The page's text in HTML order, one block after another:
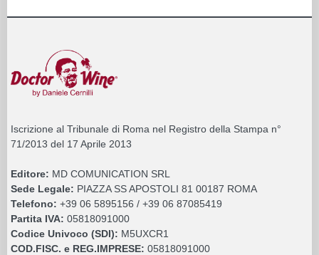
Iscrizione al Tribunale di Roma nel Registro della Stampa n°
71/2013 del 17 Aprile 2013
Editore: MD COMUNICATION SRL
Sede Legale: PIAZZA SS APOSTOLI 81 00187 ROMA
Telefono: +39 06 5895156 / +39 06 87085419
Partita IVA: 05818091000
Codice Univoco (SDI): M5UXCR1
COD.FISC. e REG.IMPRESE: 05818091000